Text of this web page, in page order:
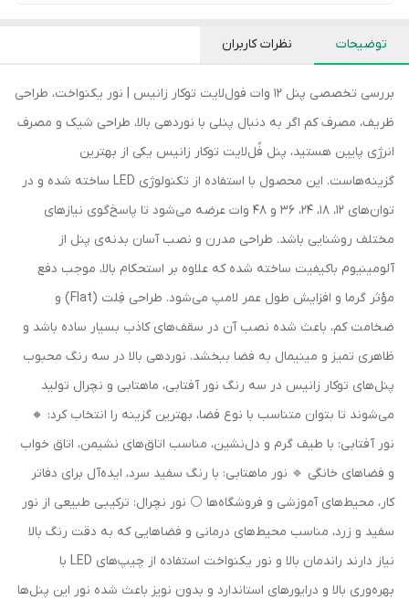
توضیحات نظرات کاربران
بررسی تخصصی پنل 12 وات فول‌لایت توکار زانیس | نور یکنواخت، طراحی
ظریف، مصرف کم اگر به دنبال پنلی با نوردهی بالا، طراحی شیک و مصرف
انرژی پایین هستید، پنل فُل‌لایت توکار زانیس یکی از بهترین
گزینه‌هاست. این محصول با استفاده از تکنولوژی LED ساخته شده و در
توان‌های ۱۲، ۱۸، ۲۴، ۳۶ و ۴۸ وات عرضه می‌شود تا پاسخ‌گوی نیازهای
مختلف روشنایی باشد. طراحی مدرن و نصب آسان بدنه‌ی پنل از
آلومینیوم باکیفیت ساخته شده که علاوه بر استحکام بالا، موجب دفع
مؤثر گرما و افزایش طول عمر لامپ می‌شود. طراحی فِلت (Flat) و
ضخامت کم، باعث شده نصب آن در سقف‌های کاذب بسیار ساده باشد و
ظاهری تمیز و مینیمال به فضا ببخشد. نوردهی بالا در سه رنگ محبوب
پنل‌های توکار زانیس در سه رنگ نور آفتابی، ماهتابی و نچرال تولید
می‌شوند تا بتوان متناسب با نوع فضا، بهترین گزینه را انتخاب کرد: 🔸
نور آفتابی: با طیف گرم و دل‌نشین، مناسب اتاق‌های نشیمن، اتاق خواب
و فضاهای خانگی 🔹 نور ماهتابی: با رنگ سفید سرد، ایده‌آل برای دفاتر
کار، محیط‌های آموزشی و فروشگاه‌ها ⚪️ نور نچرال: ترکیبی طبیعی از نور
سفید و زرد، مناسب محیط‌های درمانی و فضاهایی که به دقت رنگ بالا
نیاز دارند راندمان بالا و نور یکنواخت استفاده از چیپ‌های LED با
بهره‌وری بالا و درایورهای استاندارد و بدون نویز باعث شده نور این پنل‌ها